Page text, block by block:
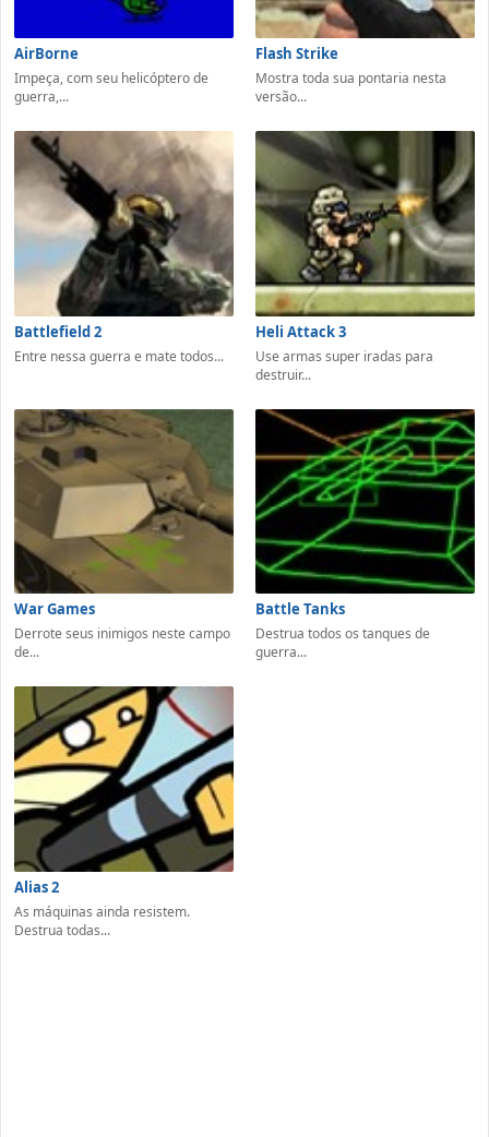
AirBorne
Impeça, com seu helicóptero de
guerra,...
Flash Strike
Mostra toda sua pontaria nesta
versão...
Battlefield 2
Entre nessa guerra e mate todos...
Heli Attack 3
Use armas super iradas para
destruir...
War Games
Derrote seus inimigos neste campo
de...
Battle Tanks
Destrua todos os tanques de
guerra...
Alias 2
As máquinas ainda resistem.
Destrua todas...